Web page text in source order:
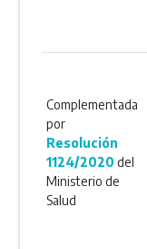
Complementada
por
Resolución
1124/2020 del
Ministerio de
Salud